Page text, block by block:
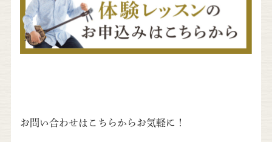
お問い合わせはこちらからお気軽に！